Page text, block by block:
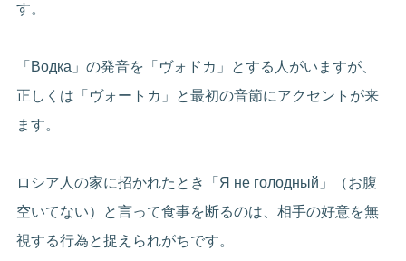
す。
「Водка」の発音を「ヴォドカ」とする人がいますが、
正しくは「ヴォートカ」と最初の音節にアクセントが来
ます。
ロシア人の家に招かれたとき「Я не голодный」（お腹
空いてない）と言って食事を断るのは、相手の好意を無
視する行為と捉えられがちです。